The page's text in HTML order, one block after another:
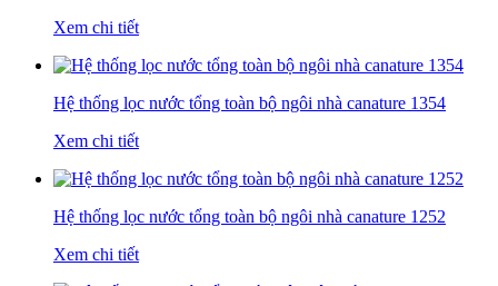
Xem chi tiết
Hệ thống lọc nước tổng toàn bộ ngôi nhà canature 1354
Xem chi tiết
Hệ thống lọc nước tổng toàn bộ ngôi nhà canature 1252
Xem chi tiết